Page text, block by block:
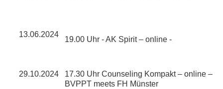
13.06.2024
19.00 Uhr - AK Spirit – online -
29.10.2024 17.30 Uhr Counseling Kompakt – online –
BVPPT meets FH Münster